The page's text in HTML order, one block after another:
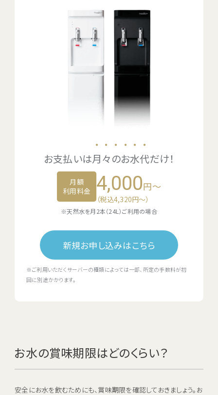
お支払いは月々のお水代
・・・・・・
だけ！
月額
利用料金
4,000円～
（税込4,320円〜）
※天然水を月2本（24L）ご利用の場合
新規お申し込みはこちら
※ご利用いただくサーバーの種類によっては一部、所定の手数料が初
回に別途かかります。
お水の賞味期限はどのくらい？
安全にお水を飲むためにも、賞味期限を確認しておきましょう。お